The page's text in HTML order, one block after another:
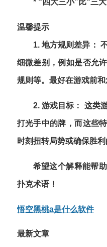
温馨提示
1. 地方规则差异：
细微差别，例如是否允
规则等。最好在游戏前和
2. 游戏目标： 这类
打光手中的牌，而这些
时刻扭转局势或确保胜利
希望这个解释能帮
扑克术语！
悟空黑桃a是什么软件
最新文章